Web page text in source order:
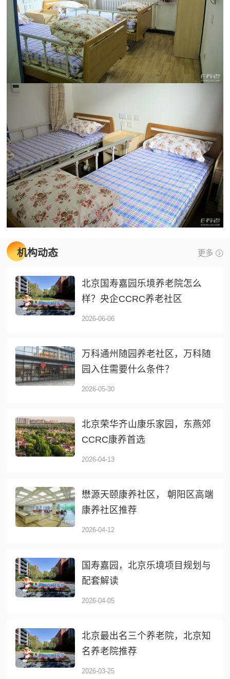
机构动态 更多
北京国寿嘉园乐境养老院怎么
样？央企CCRC养老社区
2026-06-06
万科通州随园养老社区，万科随
园入住需要什么条件？
2026-05-30
北京荣华齐山康乐家园，东燕郊
CCRC康养首选
2026-04-13
懋源天颐康养社区， 朝阳区高端
康养社区推荐
2026-04-12
国寿嘉园，北京乐境项目规划与
配套解读
2026-04-05
北京最出名三个养老院，北京知
名养老院推荐
2026-03-25